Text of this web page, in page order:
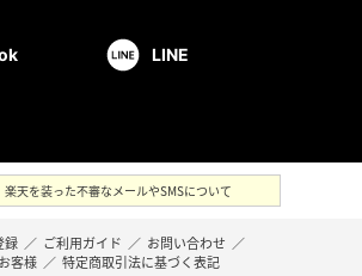
LINE
楽天を装った不審なメールやSMSについて
録 ／ ご利用ガイド ／ お問い合わせ ／
客様 ／ 特定商取引法に基づく表記